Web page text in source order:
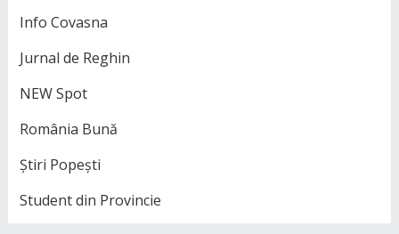
Info Covasna
Jurnal de Reghin
NEW Spot
România Bună
Știri Popești
Student din Provincie